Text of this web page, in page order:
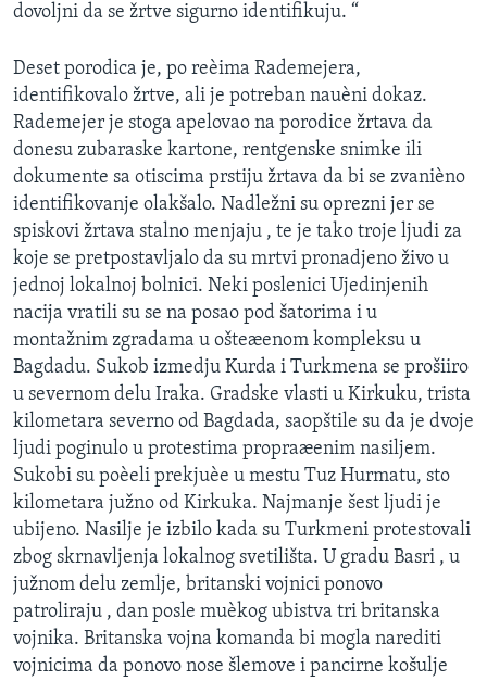
dovoljni da se žrtve sigurno identifikuju. “
Deset porodica je, po reèima Rademejera,
identifikovalo žrtve, ali je potreban nauèni dokaz.
Rademejer je stoga apelovao na porodice žrtava da
donesu zubaraske kartone, rentgenske snimke ili
dokumente sa otiscima prstiju žrtava da bi se zvanièno
identifikovanje olakšalo. Nadležni su oprezni jer se
spiskovi žrtava stalno menjaju , te je tako troje ljudi za
koje se pretpostavljalo da su mrtvi pronadjeno živo u
jednoj lokalnoj bolnici. Neki poslenici Ujedinjenih
nacija vratili su se na posao pod šatorima i u
montažnim zgradama u ošteæenom kompleksu u
Bagdadu. Sukob izmedju Kurda i Turkmena se prošiiro
u severnom delu Iraka. Gradske vlasti u Kirkuku, trista
kilometara severno od Bagdada, saopštile su da je dvoje
ljudi poginulo u protestima propraæenim nasiljem.
Sukobi su poèeli prekjuèe u mestu Tuz Hurmatu, sto
kilometara južno od Kirkuka. Najmanje šest ljudi je
ubijeno. Nasilje je izbilo kada su Turkmeni protestovali
zbog skrnavljenja lokalnog svetilišta. U gradu Basri , u
južnom delu zemlje, britanski vojnici ponovo
patroliraju , dan posle muèkog ubistva tri britanska
vojnika. Britanska vojna komanda bi mogla narediti
vojnicima da ponovo nose šlemove i pancirne košulje